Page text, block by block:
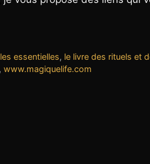
essentielles, le livre des rituels et
, www.magiquelife.com